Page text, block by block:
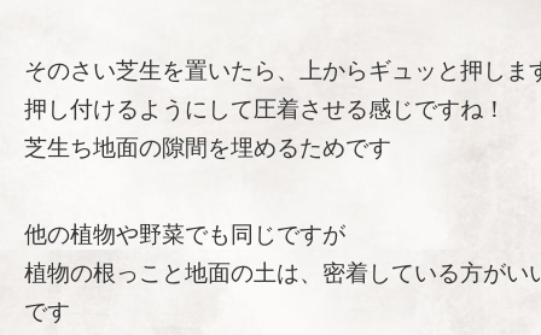
そのさい芝生を置いたら、上からギュッと押しま
押し付けるようにして圧着させる感じですね！
芝生ち地面の隙間を埋めるためです
他の植物や野菜でも同じですが
植物の根っこと地面の土は、密着している方がい
です